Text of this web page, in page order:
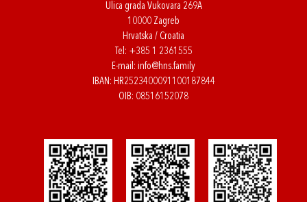
Ulica grada Vukovara 269A
10000 Zagreb
Hrvatska / Croatia
Tel: +385 1 2361555
E-mail: info@hns.family
IBAN: HR2523400091100187844
OIB: 08516152078